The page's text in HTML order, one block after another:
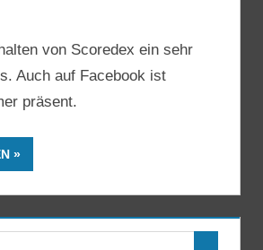
von Scoredex ein sehr
Auch auf Facebook ist
präsent.